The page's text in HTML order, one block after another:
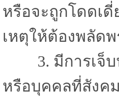
หรือจะถูกโดดเ
เหตุให้ต้องพลัด
3. มีการเจ็
หรือบุคคลที่สังค